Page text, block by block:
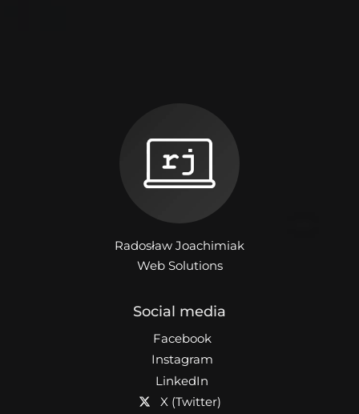
Radosław Joachimiak
Web Solutions
Social media
Facebook
Instagram
LinkedIn
X (Twitter)